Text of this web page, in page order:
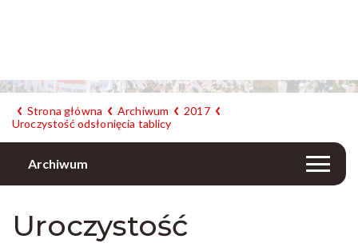
Strona główna Archiwum
2017
Uroczystość odsłonięcia tablicy
Archiwum
Uroczystość